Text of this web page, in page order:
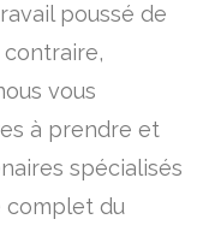
poussé de
vous
à prendre et
spécialisés
complet du